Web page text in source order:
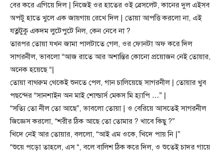
বের করে এগিয়ে দিল | নিজেই ওর হাতের ওই ব্রেসলেট, কানের দুল এইসব
অপটু হাতে খুলে এক জায়গায় রেখে দিল | তোয়া আপত্তি করলো না, এই
যত্নটুকু একদম লুটেপুটে নিল, কেন নেবে না ?
তারপর তোয়া যখন জামা পালটাতে গেল, ওর ফোনটা অফ করে দিল
সাগরনীল, ভাবলো “আজ রাতে আর অশান্তির কোনো প্রয়োজন নেই তোয়ার,
অনেক হয়েছে “|
তোয়া বাথরুম থেকেই শুনতে পেল, গান চালিয়েছে সাগরনীল | তোয়ার খুব
পছন্দের “সানশাইন অন মাই শোল্ডার্স মেকস মি হ্যাপি …” |
“সত্যি তো নীল তো আছে”, ভাবলো তোয়া | ও বেরিয়ে আসতেই সাগরনীল
জিজ্ঞেস করলো, “শরীর ঠিক আছে তো তোমার ? খাবে কিছু ?”
খিদে নেই আর তোয়ার, বললো, “আই এম ওকে, খিদে পায় নি |”
“শুয়ে পড়ো তাহলে, এস “, বলে বালিশ ঠিক করে দিল, ও শুতেই চাদর গায়ে